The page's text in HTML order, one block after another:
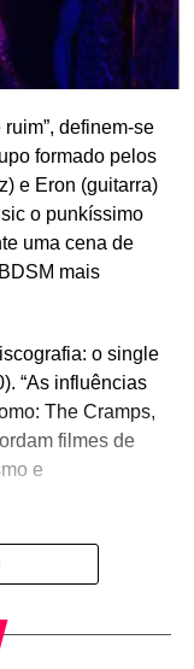
definem-se
formado pelos
e Eron (guitarra)
o punkíssimo
uma cena de
mais
o single
“As influências
The Cramps,
filmes de
e